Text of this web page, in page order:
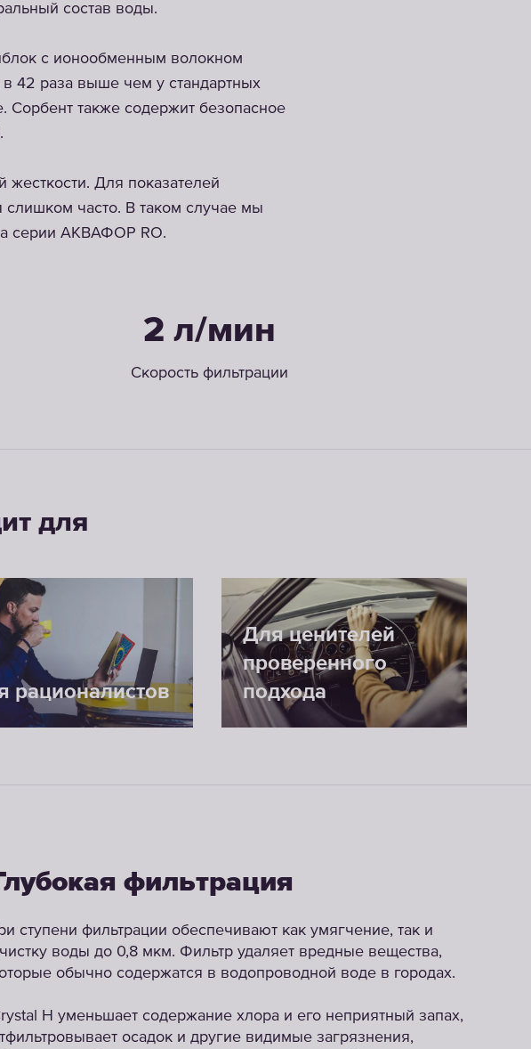
состав воды.
с ионообменным волокном
42 раза выше чем у стандартных
Сорбент также содержит безопасное
Для показателей
часто. В таком случае мы
серии АКВАФОР RO.
2 л/мин
Скорость фильтрации
для
рационалистов
Для ценителей
проверенного
подхода
фильтрация
ступени фильтрации обеспечивают как умягчение, так и
воды до 0,8 мкм. Фильтр удаляет вредные вещества,
обычно содержатся в водопроводной воде в городах.
H уменьшает содержание хлора и его неприятный запах,
осадок и другие видимые загрязнения,